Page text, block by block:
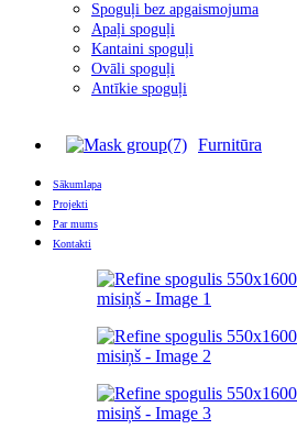
Spoguļi bez apgaismojuma
Apaļi spoguļi
Kantaini spoguļi
Ovāli spoguļi
Antīkie spoguļi
Furnitūra
Sākumlapa
Projekti
Par mums
Kontakti